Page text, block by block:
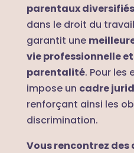
parentaux diversifiés
dans le droit du
garantit une
vie professionnelle
parentalité. Pour les
impose un cadre
renforçant ainsi les
discrimination.
Vous rencontrez